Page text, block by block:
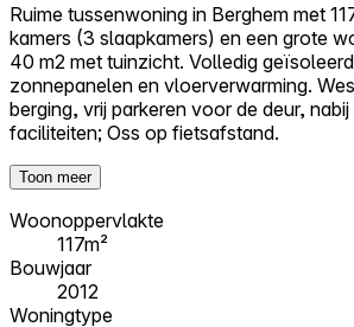
Ruime tussenwoning in Berghem met
kamers (3 slaapkamers) en een grote
40 m2 met tuinzicht. Volledig
zonnepanelen en vloerverwarming.
berging, vrij parkeren voor de deur,
faciliteiten; Oss op fietsafstand.
Toon meer
Woonoppervlakte
117m²
Bouwjaar
2012
Woningtype